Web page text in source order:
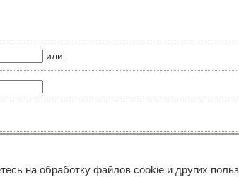
или
на обработку файлов cookie и других